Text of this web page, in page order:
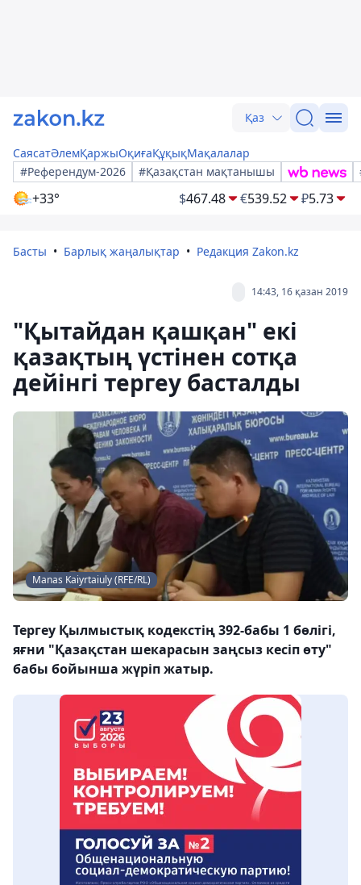
Қаз
СаясатӘлемҚаржыОқиғаҚұқықМақалалар
#Референдум-2026
#Қазақстан мақтанышы
+33° $467.48 €539.52 ₽5.73
Басты Барлық жаңалықтар Редакция Zakon.kz
14:43, 16 қазан 2019
"Қытайдан қашқан" екі
қазақтың үстінен сотқа
дейінгі тергеу басталды
Manas Kaiyrtaiuly (RFE/RL)
Тергеу Қылмыстық кодекстің 392-бабы 1 бөлігі,
яғни "Қазақстан шекарасын заңсыз кесіп өту"
бабы бойынша жүріп жатыр.